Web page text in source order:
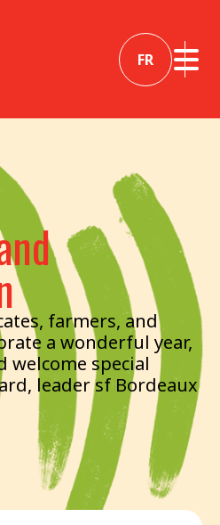
FR
farmers, and
a wonderful year,
welcome special
leader sf Bordeaux